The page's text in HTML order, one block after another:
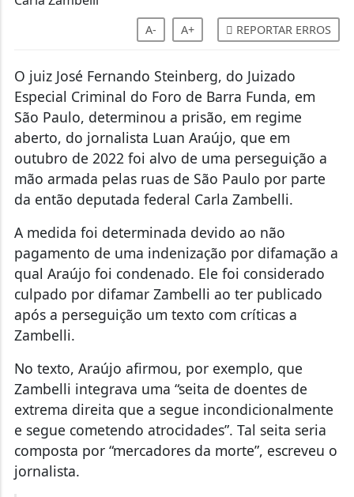
A- A+ REPORTAR ERROS
O juiz José Fernando Steinberg, do Juizado
Especial Criminal do Foro de Barra Funda, em
São Paulo, determinou a prisão, em regime
aberto, do jornalista Luan Araújo, que em
outubro de 2022 foi alvo de uma perseguição a
mão armada pelas ruas de São Paulo por parte
da então deputada federal Carla Zambelli.
A medida foi determinada devido ao não
pagamento de uma indenização por difamação a
qual Araújo foi condenado. Ele foi considerado
culpado por difamar Zambelli ao ter publicado
após a perseguição um texto com críticas a
Zambelli.
No texto, Araújo afirmou, por exemplo, que
Zambelli integrava uma “seita de doentes de
extrema direita que a segue incondicionalmente
e segue cometendo atrocidades”. Tal seita seria
composta por “mercadores da morte”, escreveu o
jornalista.